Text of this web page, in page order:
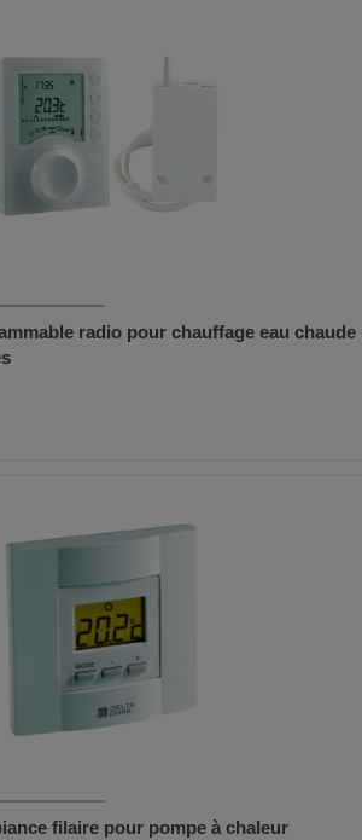
radio pour chauffage eau chaude
filaire pour pompe à chaleur